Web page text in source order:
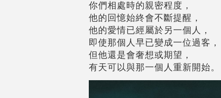
你們相處時的親密程度，
他的回憶始終會不斷提醒，
他的愛情已經屬於另一個人，
即使那個人早已變成一位過客，
但他還是會奢想或期望，
有天可以與那一個人重新開始。